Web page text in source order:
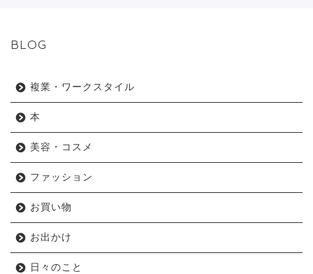
BLOG
複業・ワークスタイル
本
美容・コスメ
ファッション
お買い物
お出かけ
日々のこと